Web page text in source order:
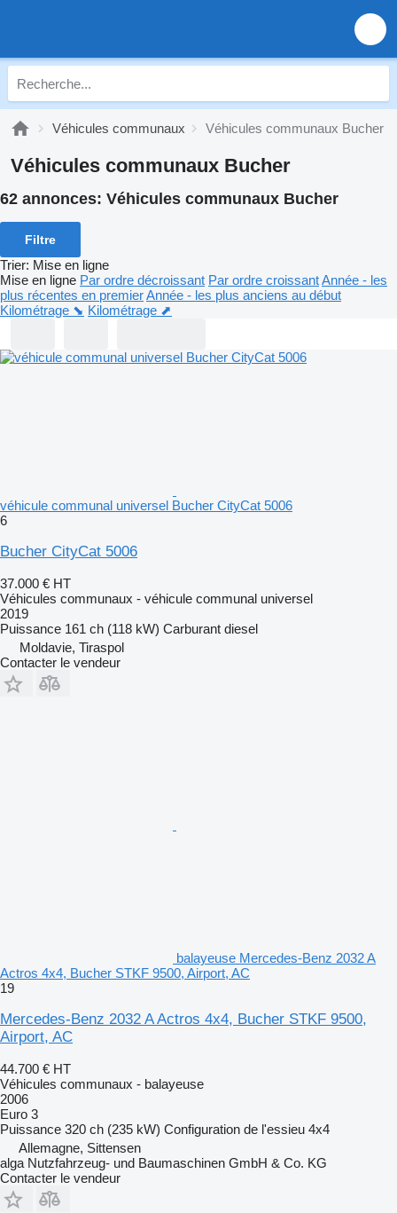
Véhicules communaux Véhicules communaux Bucher
Véhicules communaux Bucher
62 annonces: Véhicules communaux Bucher
Filtre
Trier: Mise en ligne
Mise en ligne Par ordre décroissant Par ordre croissantAnnée - les
plus récentes en premierAnnée - les plus anciens au début
Kilométrage ⬊ Kilométrage ⬈
véhicule communal universel Bucher CityCat 5006
6
Bucher CityCat 5006
37.000 € HT
Véhicules communaux - véhicule communal universel
2019
Puissance 161 ch (118 kW) Carburant diesel
Moldavie, Tiraspol
Contacter le vendeur
balayeuse Mercedes-Benz 2032 A
Actros 4x4, Bucher STKF 9500, Airport, AC
19
Mercedes-Benz 2032 A Actros 4x4, Bucher STKF 9500,
Airport, AC
44.700 € HT
Véhicules communaux - balayeuse
2006
Euro 3
Puissance 320 ch (235 kW) Configuration de l'essieu 4x4
Allemagne, Sittensen
alga Nutzfahrzeug- und Baumaschinen GmbH & Co. KG
Contacter le vendeur